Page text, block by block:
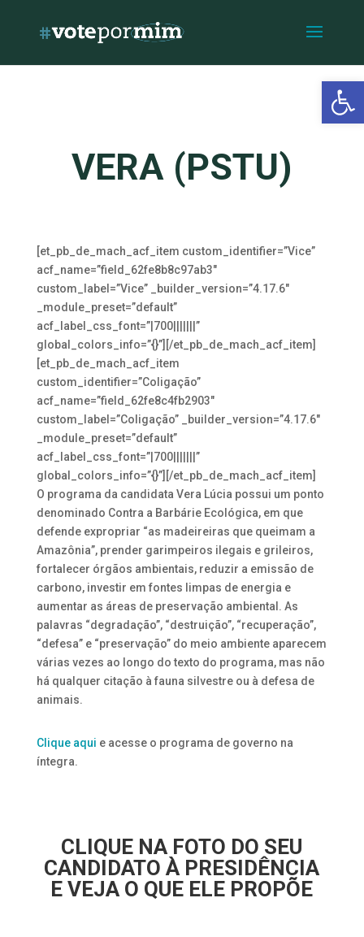
VERA (PSTU)
[et_pb_de_mach_acf_item custom_identifier=”Vice”
acf_name=”field_62fe8b8c97ab3″
custom_label=”Vice” _builder_version=”4.17.6″
_module_preset=”default”
acf_label_css_font=”|700|||||||”
global_colors_info=”{}”][/et_pb_de_mach_acf_item]
[et_pb_de_mach_acf_item
custom_identifier=”Coligação”
acf_name=”field_62fe8c4fb2903″
custom_label=”Coligação” _builder_version=”4.17.6″
_module_preset=”default”
acf_label_css_font=”|700|||||||”
global_colors_info=”{}”][/et_pb_de_mach_acf_item]
O programa da candidata Vera Lúcia possui um ponto
denominado Contra a Barbárie Ecológica, em que
defende expropriar “as madeireiras que queimam a
Amazônia”, prender garimpeiros ilegais e grileiros,
fortalecer órgãos ambientais, reduzir a emissão de
carbono, investir em fontes limpas de energia e
aumentar as áreas de preservação ambiental. As
palavras “degradação”, “destruição”, “recuperação”,
“defesa” e “preservação” do meio ambiente aparecem
várias vezes ao longo do texto do programa, mas não
há qualquer citação à fauna silvestre ou à defesa de
animais.
Clique aqui e acesse o programa de governo na
íntegra.
CLIQUE NA FOTO DO SEU
CANDIDATO À PRESIDÊNCIA
E VEJA O QUE ELE PROPÕE